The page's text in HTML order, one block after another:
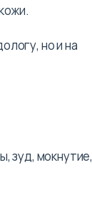
но и на
зуд, мокнутие,